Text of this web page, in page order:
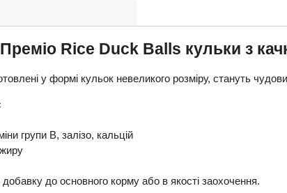
Rice Duck Balls кульки з
у формі кульок невеликого розміру, стануть
групи В, залізо, кальцій
до основного корму або в якості заохочення.